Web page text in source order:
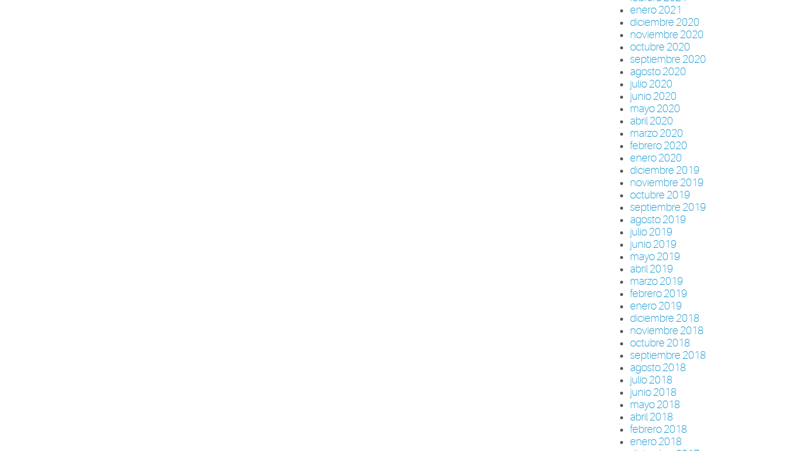
enero 2021
diciembre 2020
noviembre 2020
octubre 2020
septiembre 2020
agosto 2020
julio 2020
junio 2020
mayo 2020
abril 2020
marzo 2020
febrero 2020
enero 2020
diciembre 2019
noviembre 2019
octubre 2019
septiembre 2019
agosto 2019
julio 2019
junio 2019
mayo 2019
abril 2019
marzo 2019
febrero 2019
enero 2019
diciembre 2018
noviembre 2018
octubre 2018
septiembre 2018
agosto 2018
julio 2018
junio 2018
mayo 2018
abril 2018
febrero 2018
enero 2018